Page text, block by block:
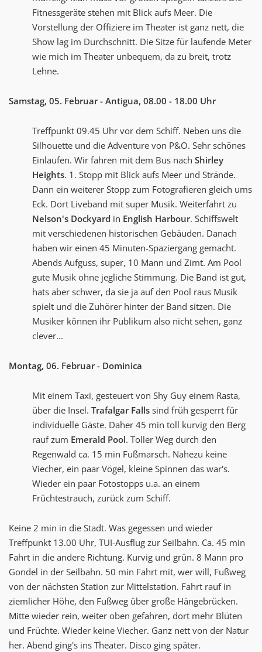
Fitnessgeräte stehen mit Blick aufs Meer. Die
Vorstellung der Offiziere im Theater ist ganz nett, die
Show lag im Durchschnitt. Die Sitze für laufende Meter
wie mich im Theater unbequem, da zu breit, trotz
Lehne.
Samstag, 05. Februar - Antigua, 08.00 - 18.00 Uhr
Treffpunkt 09.45 Uhr vor dem Schiff. Neben uns die
Silhouette und die Adventure von P&O. Sehr schönes
Einlaufen. Wir fahren mit dem Bus nach Shirley
Heights. 1. Stopp mit Blick aufs Meer und Strände.
Dann ein weiterer Stopp zum Fotografieren gleich ums
Eck. Dort Liveband mit super Musik. Weiterfahrt zu
Nelson's Dockyard in English Harbour. Schiffswelt
mit verschiedenen historischen Gebäuden. Danach
haben wir einen 45 Minuten-Spaziergang gemacht.
Abends Aufguss, super, 10 Mann und Zimt. Am Pool
gute Musik ohne jegliche Stimmung. Die Band ist gut,
hats aber schwer, da sie ja auf den Pool raus Musik
spielt und die Zuhörer hinter der Band sitzen. Die
Musiker können ihr Publikum also nicht sehen, ganz
clever...
Montag, 06. Februar - Dominica
Mit einem Taxi, gesteuert von Shy Guy einem Rasta,
über die Insel. Trafalgar Falls sind früh gesperrt für
individuelle Gäste. Daher 45 min toll kurvig den Berg
rauf zum Emerald Pool. Toller Weg durch den
Regenwald ca. 15 min Fußmarsch. Nahezu keine
Viecher, ein paar Vögel, kleine Spinnen das war's.
Wieder ein paar Fotostopps u.a. an einem
Früchtestrauch, zurück zum Schiff.
Keine 2 min in die Stadt. Was gegessen und wieder
Treffpunkt 13.00 Uhr, TUI-Ausflug zur Seilbahn. Ca. 45 min
Fahrt in die andere Richtung. Kurvig und grün. 8 Mann pro
Gondel in der Seilbahn. 50 min Fahrt mit, wer will, Fußweg
von der nächsten Station zur Mittelstation. Fahrt rauf in
ziemlicher Höhe, den Fußweg über große Hängebrücken.
Mitte wieder rein, weiter oben gefahren, dort mehr Blüten
und Früchte. Wieder keine Viecher. Ganz nett von der Natur
her. Abend ging's ins Theater. Disco ging später.